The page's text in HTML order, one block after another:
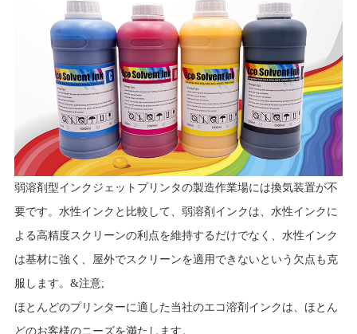
弱溶剤型インクジェットプリンタの製造作業場には換気装置が不
要です。水性インクと比較して、弱溶剤インクは、水性インクに
よる高精度スクリーンの利点を維持するだけでなく、水性インク
は基材に強く、屋外でスクリーンを適用できないという欠点も克
服します。&注意;
ほとんどのプリンターに適した当社のエコ溶剤インクは、ほとん
どのお客様のニーズを満たします。